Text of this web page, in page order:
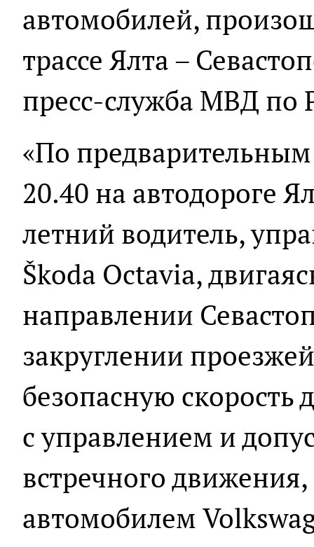
автомобилей,
трассе Ялта –
пресс-служба МВД по
«По
20.40 на автодороге
летний водитель,
Škoda Octavia,
направлении
закруглении
безопасную скорость
с управлением и
встречного движения,
автомобилем